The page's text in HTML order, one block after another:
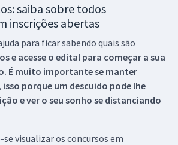
saiba sobre todos
inscrições abertas
para ficar sabendo quais são
e acesse o edital para começar a sua
É muito importante se manter
porque um descuido pode lhe
e ver o seu sonho se distanciando
visualizar os concursos em